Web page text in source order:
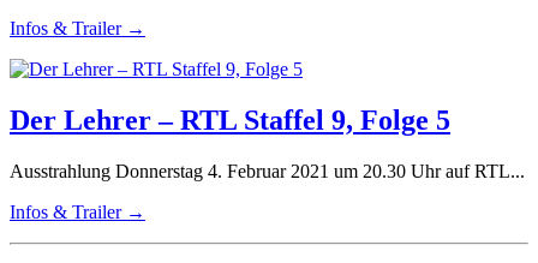
Infos & Trailer →
Der Lehrer – RTL Staffel 9, Folge 5
Ausstrahlung Donnerstag 4. Februar 2021 um 20.30 Uhr auf RTL...
Infos & Trailer →